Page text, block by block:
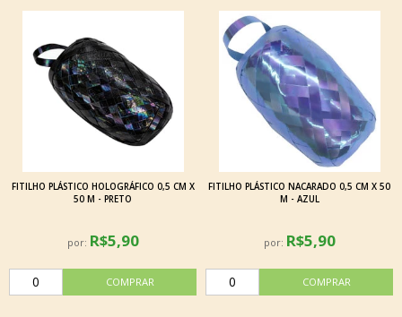
FITILHO PLÁSTICO HOLOGRÁFICO 0,5 CM X
50 M - PRETO
por: R$5,90
FITILHO PLÁSTICO NACARADO 0,5 CM X 50
M - AZUL
por: R$5,90